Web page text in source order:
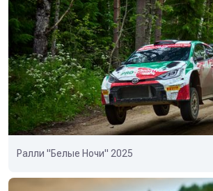
Ралли "Белые Ночи" 2025